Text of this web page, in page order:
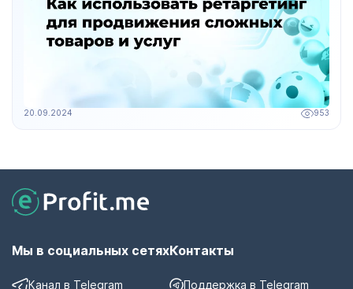
20.09.2024 953
Мы в социальных сетях
Канал в Telegram
Контакты
Поддержка в Telegram